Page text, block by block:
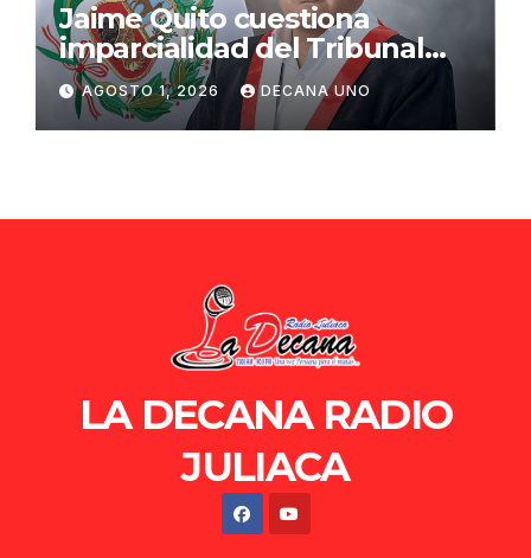
Jaime Quito cuestiona
imparcialidad del Tribunal
Constitucional tras liberación
de Ollanta Humala
AGOSTO 1, 2026 DECANA UNO
LA DECANA RADIO
JULIACA